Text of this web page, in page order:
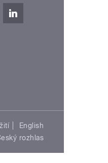
English
rozhlas